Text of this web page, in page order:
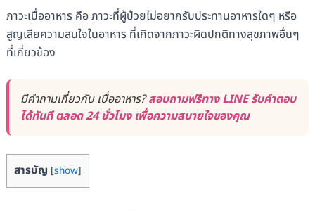
ภาวะเบื่ออาหาร คือ ภาวะที่ผู้ป่วยไม่อยากรับประทานอาหารใดๆ หรือ
สูญเสียความสนใจในอาหาร ที่เกิดจากภาวะผิดปกติทางสุขภาพอื่นๆ
ที่เกี่ยวข้อง
มีคำถามเกี่ยวกับ เบื่ออาหาร?สอบถามฟรีทาง LINE รับคำตอบ
ได้ทันที ตลอด 24 ชั่วโมง เพื่อความสบายใจของคุณ
สารบัญ [show]